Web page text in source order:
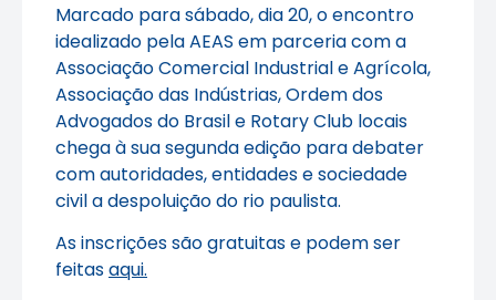
Marcado para sábado, dia 20, o encontro
idealizado pela AEAS em parceria com a
Associação Comercial Industrial e Agrícola,
Associação das Indústrias, Ordem dos
Advogados do Brasil e Rotary Club locais
chega à sua segunda edição para debater
com autoridades, entidades e sociedade
civil a despoluição do rio paulista.
As inscrições são gratuitas e podem ser
feitasaqui.